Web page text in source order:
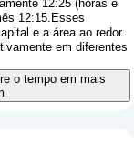
12:25 (horas e
12:15.Esses
e a área ao redor.
em diferentes
o tempo em mais